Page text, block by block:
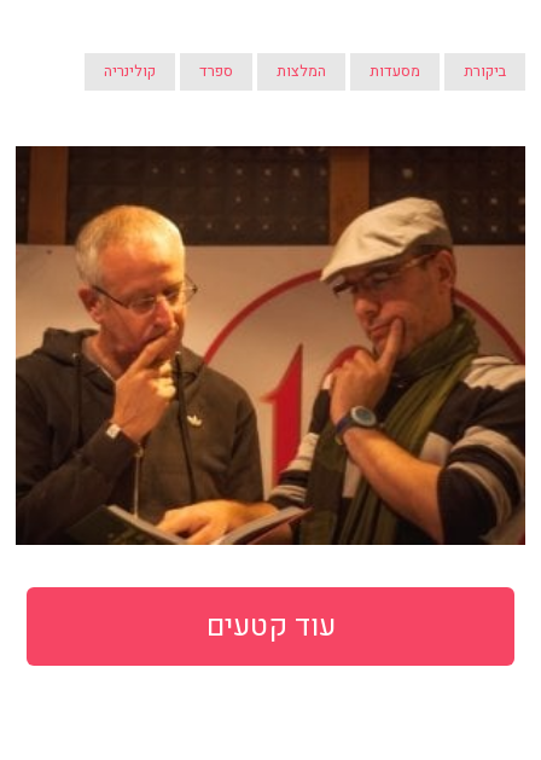
ביקורת מסעדות המלצות ספרד קולינריה
עוד קטעים